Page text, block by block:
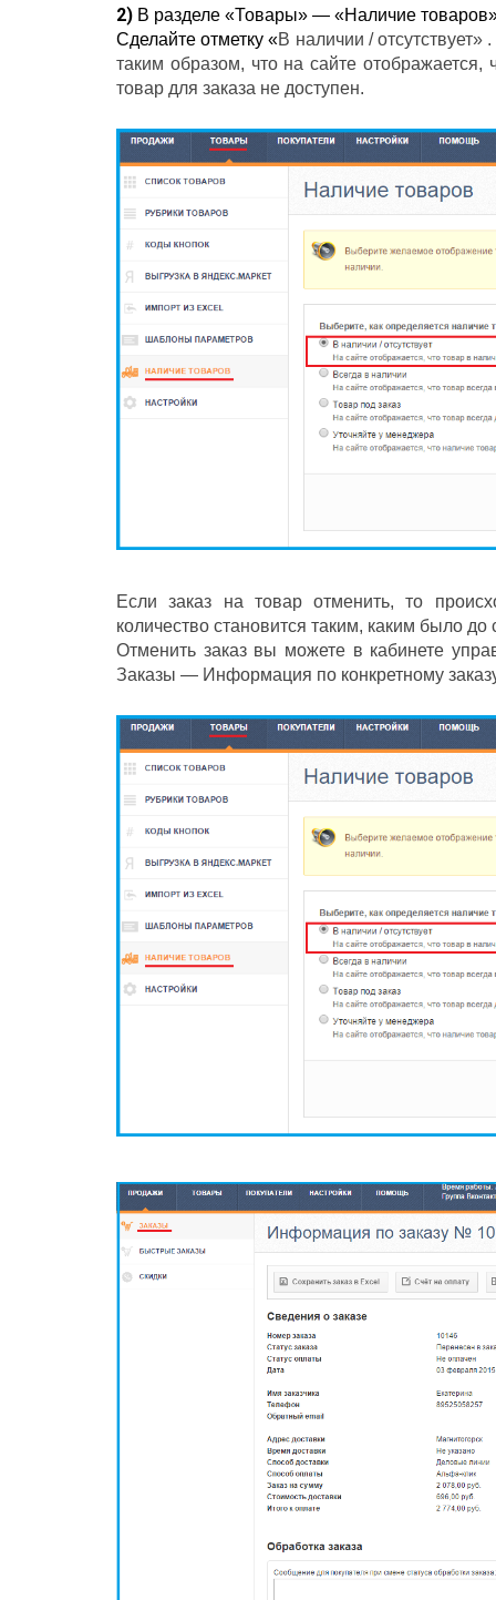
2) В разделе «Товары» — «Наличие
Сделайте отметку «В наличии /
таким образом, что на сайте
товар для заказа не доступен.
Если заказ на товар отменить, то
количество становится таким, каким было
Отменить заказ вы можете в кабинете
Заказы — Информация по конкретному